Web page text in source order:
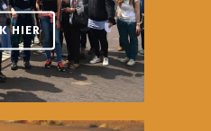
HIER